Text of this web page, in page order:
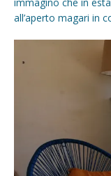
immagino che in
all’aperto magari in